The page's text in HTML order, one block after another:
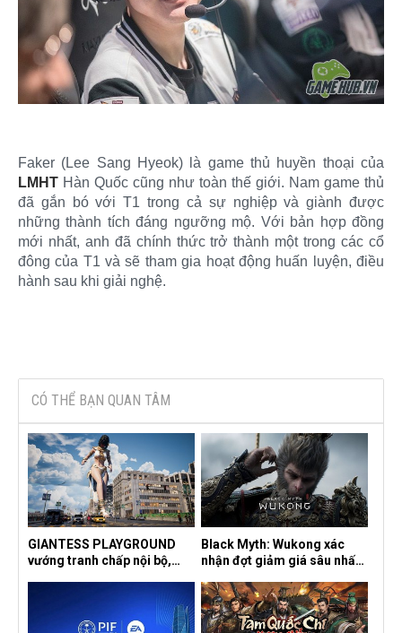
Faker (Lee Sang Hyeok) là game thủ huyền thoại của
LMHT Hàn Quốc cũng như toàn thế giới. Nam game thủ
đã gắn bó với T1 trong cả sự nghiệp và giành được
những thành tích đáng ngưỡng mộ. Với bản hợp đồng
mới nhất, anh đã chính thức trở thành một trong các cổ
đông của T1 và sẽ tham gia hoạt động huấn luyện, điều
hành sau khi giải nghệ.​
CÓ THỂ BẠN QUAN TÂM
GIANTESS PLAYGROUND
vướng tranh chấp nội bộ,
ngầm chiếm đoạt doanh thu
Black Myth: Wukong xác
nhận đợt giảm giá sâu nhất
trên mọi nền tảng